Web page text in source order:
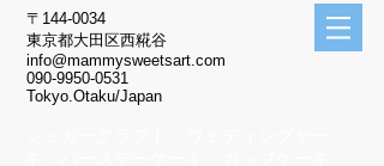
〒144-0034
東京都大田区西糀谷
info@mammysweetsart.com
090-9950-0531
Tokyo.Otaku/Japan